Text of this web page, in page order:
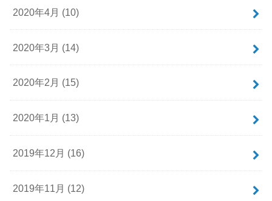
2020年4月 (10)
2020年3月 (14)
2020年2月 (15)
2020年1月 (13)
2019年12月 (16)
2019年11月 (12)